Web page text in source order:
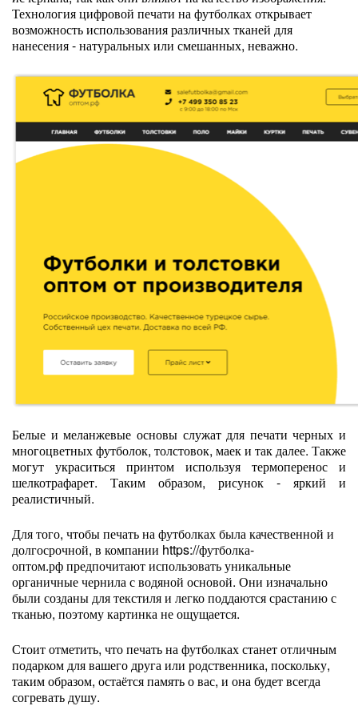
Технология цифровой печати на футболках открывает
возможность использования различных тканей для
нанесения - натуральных или смешанных, неважно.
Белые и меланжевые основы служат для печати черных и
многоцветных футболок, толстовок, маек и так далее. Также
могут украситься принтом используя термоперенос и
шелкотрафарет. Таким образом, рисунок - яркий и
реалистичный.
Для того, чтобы печать на футболках была качественной и
долгосрочной, в компании https://футболка-
оптом.рф предпочитают использовать уникальные
органичные чернила с водяной основой. Они изначально
были созданы для текстиля и легко поддаются срастанию с
тканью, поэтому картинка не ощущается.
Стоит отметить, что печать на футболках станет отличным
подарком для вашего друга или родственника, поскольку,
таким образом, остаётся память о вас, и она будет всегда
согревать душу.